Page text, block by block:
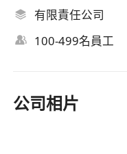
有限責任公司
100-499名員工
公司相片